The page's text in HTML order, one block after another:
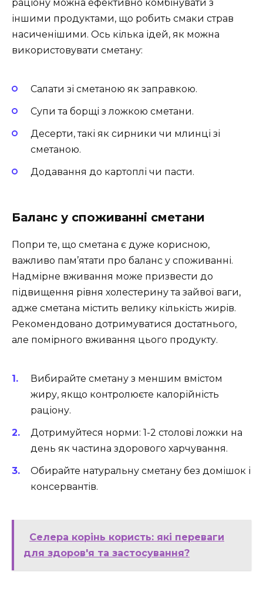
раціону можна ефективно комбінувати з
іншими продуктами, що робить смаки страв
насиченішими. Ось кілька ідей, як можна
використовувати сметану:
Салати зі сметаною як заправкою.
Супи та борщі з ложкою сметани.
Десерти, такі як сирники чи млинці зі
сметаною.
Додавання до картоплі чи пасти.
Баланс у споживанні сметани
Попри те, що сметана є дуже корисною,
важливо пам’ятати про баланс у споживанні.
Надмірне вживання може призвести до
підвищення рівня холестерину та зайвої ваги,
адже сметана містить велику кількість жирів.
Рекомендовано дотримуватися достатнього,
але помірного вживання цього продукту.
Вибирайте сметану з меншим вмістом
жиру, якщо контролюєте калорійність
раціону.
Дотримуйтеся норми: 1-2 столові ложки на
день як частина здорового харчування.
Обирайте натуральну сметану без домішок і
консервантів.
Селера корінь користь: які переваги
для здоров'я та застосування?